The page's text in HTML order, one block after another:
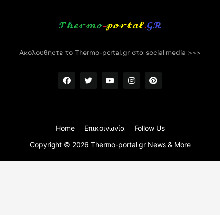
Ακολουθήστε το Thermo-portal.gr στα social media >>>
Copyright © 2026 Thermo-portal.gr News & More
Home Επικοινωνία Follow Us